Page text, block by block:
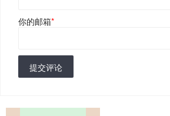
你的邮箱*
提交评论